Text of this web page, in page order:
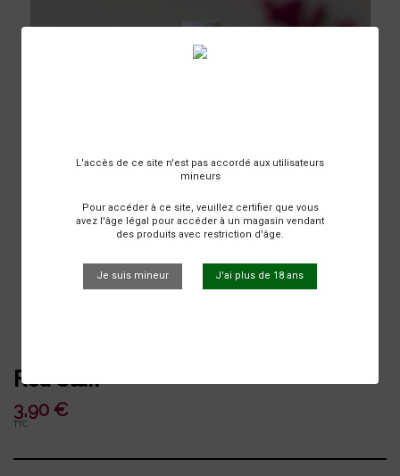
L'accès de ce site n'est pas accordé aux utilisateurs
mineurs
Pour accéder à ce site, veuillez certifier que vous
avez l'âge légal pour accéder à un magasin vendant
des produits avec restriction d'âge.
Je suis mineur J'ai plus de 18 ans
Red Stair
3,90 €
TTC